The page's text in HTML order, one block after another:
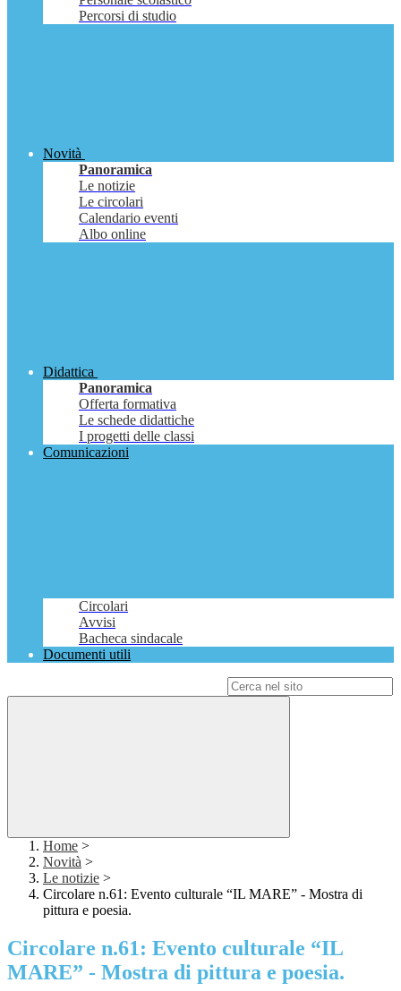
Percorsi di studio
Novità
Panoramica
Le notizie
Le circolari
Calendario eventi
Albo online
Didattica
Panoramica
Offerta formativa
Le schede didattiche
I progetti delle classi
Comunicazioni
Circolari
Avvisi
Bacheca sindacale
Documenti utili
Home >
Novità >
Le notizie >
Circolare n.61: Evento culturale “IL MARE” - Mostra di
pittura e poesia.
Circolare n.61: Evento culturale “IL
MARE” - Mostra di pittura e poesia.